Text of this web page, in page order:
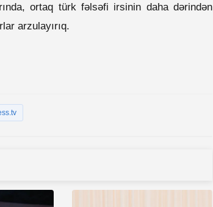
ortaq türk fəlsəfi irsinin daha dərindən
arzulayırıq.